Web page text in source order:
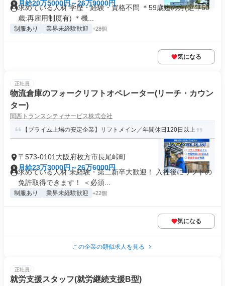
月給20万5000円～26万9000円
求めている人材 学歴・経験・資格不問 ＊59歳迄の方(定年60
歳:再雇用制度有) ＊機...
制服あり 業界未経験歓迎 +28個
気になる
正社員
物流倉庫のフォークリフトオペレーター(リーチ・カウン
ター)
関西トランスシティサービス株式会社
【プライム上場の安定企業】リフトメイン／年間休日120日以上
〒573-0101大阪府枚方市長尾峠町
月給23万3000円～26万6000円
求めている人材 未経験・第二新卒大歓迎！ 入社後にリフトの
免許取得できます！ ＜必須...
制服あり 業界未経験歓迎 +22個
気になる
この企業の類似求人を見る
正社員
就労支援スタッフ(就労継続支援B型)